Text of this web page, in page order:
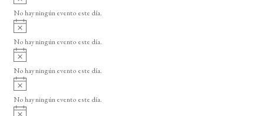
o
v
i
o
No hay ningún evento este día.
A
v
i
o
No hay ningún evento este día.
A
v
i
o
No hay ningún evento este día.
A
v
i
No hay ningún evento este día.
A